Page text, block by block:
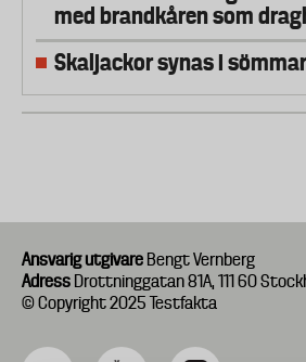
med brandkåren som
Skaljackor synas i
Ansvarig utgivare Bengt Vernberg
Adress Drottninggatan 81A, 111 60
© Copyright 2025 Testfakta